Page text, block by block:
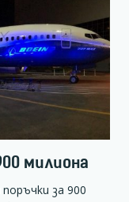
милиона
за 900